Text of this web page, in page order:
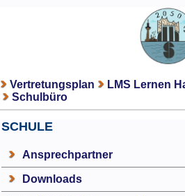
Vertretungsplan LMS Lernen
Schulbüro
SCHULE
Ansprechpartner
Downloads